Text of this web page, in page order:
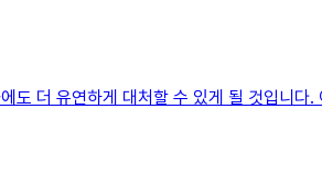
도 더 유연하게 대처할 수 있게 될 것입니